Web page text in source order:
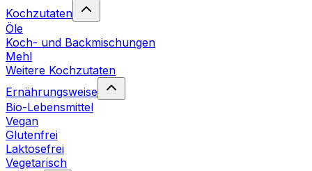
Kochzutaten
Öle
Koch- und Backmischungen
Mehl
Weitere Kochzutaten
Ernährungsweise
Bio-Lebensmittel
Vegan
Glutenfrei
Laktosefrei
Vegetarisch